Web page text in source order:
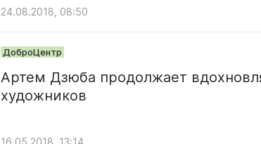
24.08.2018, 08:50
ДоброЦентр
Артем Дзюба продолжает
художников
16.05.2018, 13:14